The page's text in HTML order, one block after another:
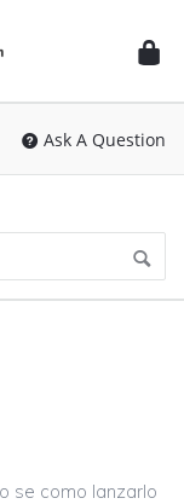
Ask A Question
se como lanzarlo